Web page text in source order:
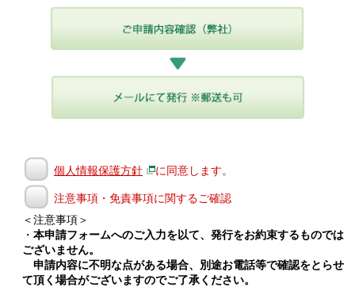
個人情報保護方針 に同意します。
注意事項・免責事項に関するご確認
＜注意事項＞
・ 本申請フォームへのご入力を以て、発行をお約束するものでは
ございません。
申請内容に不明な点がある場合、別途お電話等で確認をとらせ
て頂く場合がございますのでご了承ください。